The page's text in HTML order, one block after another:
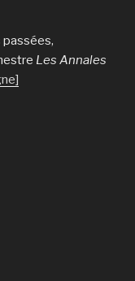
passées,
Les Annales